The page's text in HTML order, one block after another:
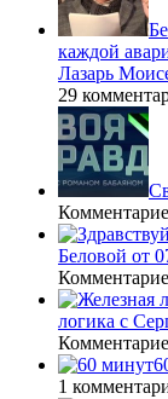
каждой
Лазарь
29
Беловой от
логика с
1